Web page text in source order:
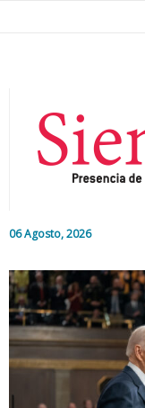
06 Agosto, 2026
Editorial
Nacional
Colaboradores